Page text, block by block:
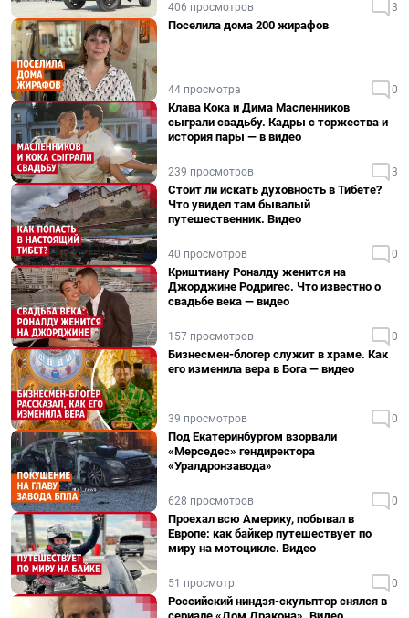
406 просмотров 3
Поселила дома 200 жирафов
44 просмотра 0
Клава Кока и Дима Масленников
сыграли свадьбу. Кадры с торжества и
история пары — в видео
239 просмотров 3
Стоит ли искать духовность в Тибете?
Что увидел там бывалый
путешественник. Видео
40 просмотров 0
Криштиану Роналду женится на
Джорджине Родригес. Что известно о
свадьбе века — видео
157 просмотров 0
Бизнесмен-блогер служит в храме. Как
его изменила вера в Бога — видео
39 просмотров 0
Под Екатеринбургом взорвали
«Мерседес» гендиректора
«Уралдронзавода»
628 просмотров 0
Проехал всю Америку, побывал в
Европе: как байкер путешествует по
миру на мотоцикле. Видео
51 просмотр 0
Российский ниндзя-скульптор снялся в